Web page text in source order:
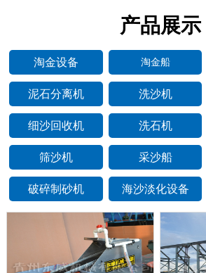
产品展示
淘金设备 淘金船
泥石分离机 洗沙机
细沙回收机 洗石机
筛沙机 采沙船
破碎制砂机 海沙淡化设备